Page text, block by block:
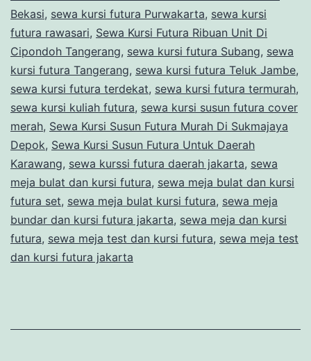
Bekasi, sewa kursi futura Purwakarta, sewa kursi
futura rawasari, Sewa Kursi Futura Ribuan Unit Di
Cipondoh Tangerang, sewa kursi futura Subang, sewa
kursi futura Tangerang, sewa kursi futura Teluk Jambe,
sewa kursi futura terdekat, sewa kursi futura termurah,
sewa kursi kuliah futura, sewa kursi susun futura cover
merah, Sewa Kursi Susun Futura Murah Di Sukmajaya
Depok, Sewa Kursi Susun Futura Untuk Daerah
Karawang, sewa kurssi futura daerah jakarta, sewa
meja bulat dan kursi futura, sewa meja bulat dan kursi
futura set, sewa meja bulat kursi futura, sewa meja
bundar dan kursi futura jakarta, sewa meja dan kursi
futura, sewa meja test dan kursi futura, sewa meja test
dan kursi futura jakarta